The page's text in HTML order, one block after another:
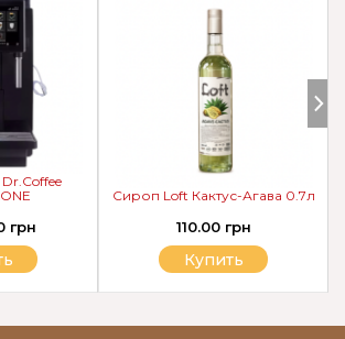
Сироп Loft Кактус-Агава 0.7л
110.00 грн
Купить
грн